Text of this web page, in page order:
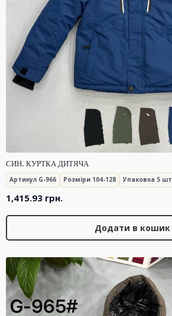
СИН. КУРТКА ДИТЯЧА
Артикул G-966 Розміри 104-128 Упаковка 5 шт
1,415.93 грн.
Додати в кошик